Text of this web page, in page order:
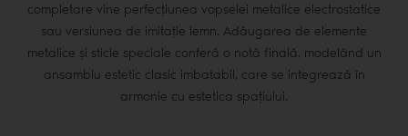
completare vine perfecțiunea vopselei metalice electrostatice
sau versiunea de imitație lemn. Adăugarea de elemente
metalice și sticle speciale conferă o notă finală, modelând un
ansamblu estetic clasic imbatabil, care se integrează în
armonie cu estetica spațiului.